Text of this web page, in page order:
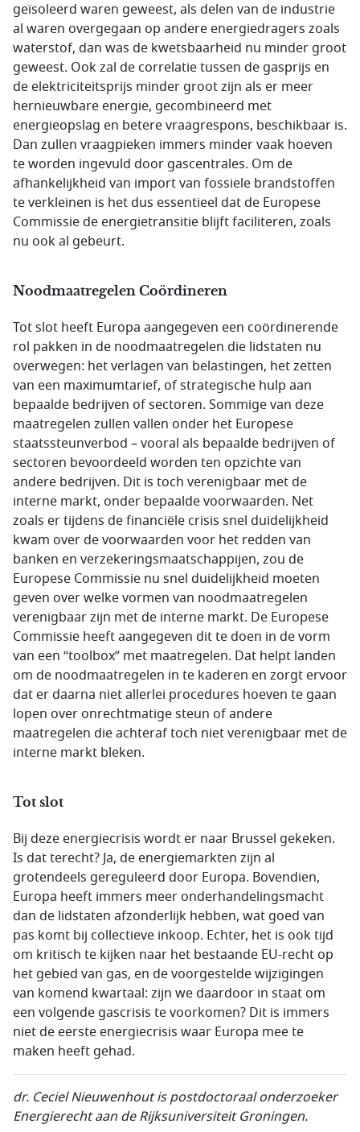
geïsoleerd waren geweest, als delen van de industrie
al waren overgegaan op andere energiedragers zoals
waterstof, dan was de kwetsbaarheid nu minder groot
geweest. Ook zal de correlatie tussen de gasprijs en
de elektriciteitsprijs minder groot zijn als er meer
hernieuwbare energie, gecombineerd met
energieopslag en betere vraagrespons, beschikbaar is.
Dan zullen vraagpieken immers minder vaak hoeven
te worden ingevuld door gascentrales. Om de
afhankelijkheid van import van fossiele brandstoffen
te verkleinen is het dus essentieel dat de Europese
Commissie de energietransitie blijft faciliteren, zoals
nu ook al gebeurt.
Noodmaatregelen Coördineren
Tot slot heeft Europa aangegeven een coördinerende
rol pakken in de noodmaatregelen die lidstaten nu
overwegen: het verlagen van belastingen, het zetten
van een maximumtarief, of strategische hulp aan
bepaalde bedrijven of sectoren. Sommige van deze
maatregelen zullen vallen onder het Europese
staatssteunverbod – vooral als bepaalde bedrijven of
sectoren bevoordeeld worden ten opzichte van
andere bedrijven. Dit is toch verenigbaar met de
interne markt, onder bepaalde voorwaarden. Net
zoals er tijdens de financiële crisis snel duidelijkheid
kwam over de voorwaarden voor het redden van
banken en verzekeringsmaatschappijen, zou de
Europese Commissie nu snel duidelijkheid moeten
geven over welke vormen van noodmaatregelen
verenigbaar zijn met de interne markt. De Europese
Commissie heeft aangegeven dit te doen in de vorm
van een “toolbox” met maatregelen. Dat helpt landen
om de noodmaatregelen in te kaderen en zorgt ervoor
dat er daarna niet allerlei procedures hoeven te gaan
lopen over onrechtmatige steun of andere
maatregelen die achteraf toch niet verenigbaar met de
interne markt bleken.
Tot slot
Bij deze energiecrisis wordt er naar Brussel gekeken.
Is dat terecht? Ja, de energiemarkten zijn al
grotendeels gereguleerd door Europa. Bovendien,
Europa heeft immers meer onderhandelingsmacht
dan de lidstaten afzonderlijk hebben, wat goed van
pas komt bij collectieve inkoop. Echter, het is ook tijd
om kritisch te kijken naar het bestaande EU-recht op
het gebied van gas, en de voorgestelde wijzigingen
van komend kwartaal: zijn we daardoor in staat om
een volgende gascrisis te voorkomen? Dit is immers
niet de eerste energiecrisis waar Europa mee te
maken heeft gehad.
dr. Ceciel Nieuwenhout is postdoctoraal onderzoeker
Energierecht aan de Rijksuniversiteit Groningen.